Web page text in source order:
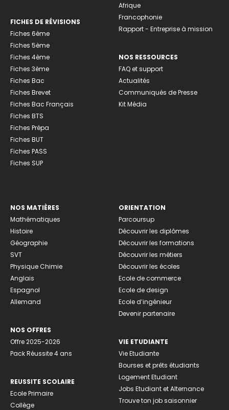
FICHES DE RÉVISIONS
Fiches 6ème
Fiches 5ème
Fiches 4ème
Fiches 3ème
Fiches Bac
Fiches Brevet
Fiches Bac Français
Fiches BTS
Fiches Prépa
Fiches BUT
Fiches PASS
Fiches SUP
Afrique
Francophonie
Rapport - Entreprise à mission
NOS RESSOURCES
FAQ et support
Actualités
Communiqués de Presse
Kit Média
NOS MATIÈRES
Mathématiques
Histoire
Géographie
SVT
Physique Chimie
Anglais
Espagnol
Allemand
NOS OFFRES
Offre 2025-2026
Pack Réussite 4 ans
REUSSITE SCOLAIRE
Ecole Primaire
Collège
ORIENTATION
Parcoursup
Découvrir les diplômes
Découvrir les formations
Découvrir les métiers
Découvrir les écoles
Ecole de commerce
Ecole de design
Ecole d’ingénieur
Devenir partenaire
VIE ETUDIANTE
Vie Etudiante
Bourses et prêts étudiants
Logement Etudiant
Jobs Etudiant et Alternance
Trouve ton job saisonnier